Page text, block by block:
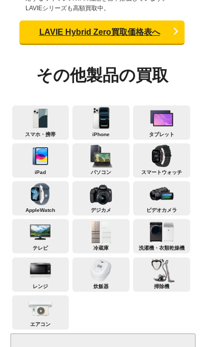
LAVIEシリーズも高額買取中。
LAVIE Hybrid Zero買取価格表へ
その他製品の買取
スマホ・携帯 iPhone タブレット
iPad パソコン スマートウォッチ
AppleWatch デジカメ ビデオカメラ
テレビ 冷蔵庫 洗濯機・衣類乾燥機
レンジ 炊飯器 掃除機
エアコン